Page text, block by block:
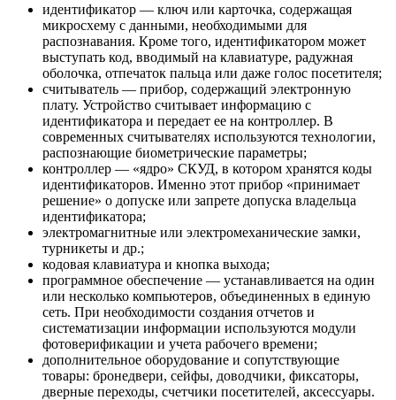
идентификатор — ключ или карточка, содержащая
микросхему с данными, необходимыми для
распознавания. Кроме того, идентификатором может
выступать код, вводимый на клавиатуре, радужная
оболочка, отпечаток пальца или даже голос посетителя;
считыватель — прибор, содержащий электронную
плату. Устройство считывает информацию с
идентификатора и передает ее на контроллер. В
современных считывателях используются технологии,
распознающие биометрические параметры;
контроллер — «ядро» СКУД, в котором хранятся коды
идентификаторов. Именно этот прибор «принимает
решение» о допуске или запрете допуска владельца
идентификатора;
электромагнитные или электромеханические замки,
турникеты и др.;
кодовая клавиатура и кнопка выхода;
программное обеспечение — устанавливается на один
или несколько компьютеров, объединенных в единую
сеть. При необходимости создания отчетов и
систематизации информации используются модули
фотоверификации и учета рабочего времени;
дополнительное оборудование и сопутствующие
товары: бронедвери, сейфы, доводчики, фиксаторы,
дверные переходы, счетчики посетителей, аксессуары.